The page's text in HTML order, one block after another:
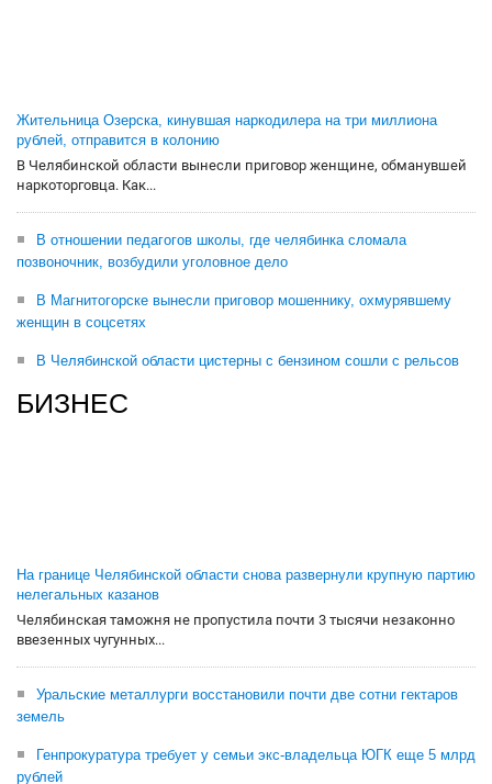
Жительница Озерска, кинувшая наркодилера на три миллиона
рублей, отправится в колонию
В Челябинской области вынесли приговор женщине, обманувшей
наркоторговца. Как...
В отношении педагогов школы, где челябинка сломала
позвоночник, возбудили уголовное дело
В Магнитогорске вынесли приговор мошеннику, охмурявшему
женщин в соцсетях
В Челябинской области цистерны с бензином сошли с рельсов
БИЗНЕС
На границе Челябинской области снова развернули крупную партию
нелегальных казанов
Челябинская таможня не пропустила почти 3 тысячи незаконно
ввезенных чугунных...
Уральские металлурги восстановили почти две сотни гектаров
земель
Генпрокуратура требует у семьи экс-владельца ЮГК еще 5 млрд
рублей